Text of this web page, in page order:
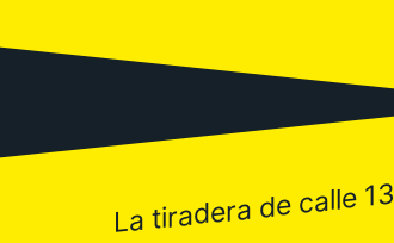
La tiradera de calle 13